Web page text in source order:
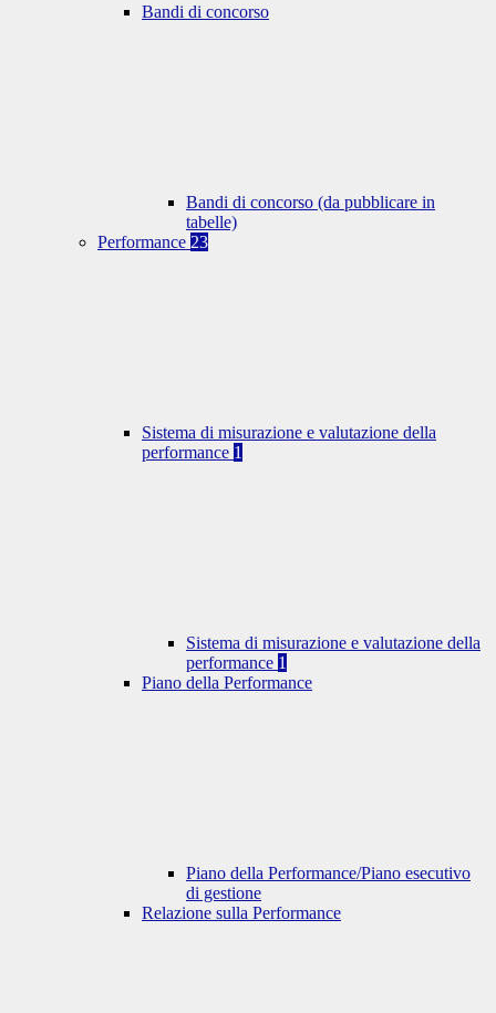
Bandi di concorso
Bandi di concorso (da pubblicare in
tabelle)
Performance 23
Sistema di misurazione e valutazione della
performance 1
Sistema di misurazione e valutazione della
performance 1
Piano della Performance
Piano della Performance/Piano esecutivo
di gestione
Relazione sulla Performance